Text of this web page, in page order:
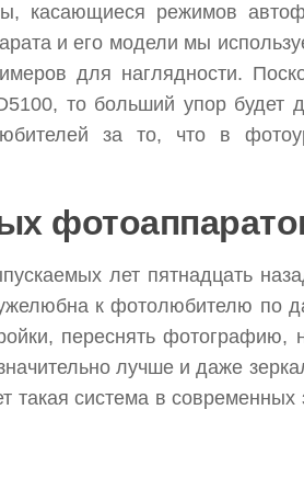
касающиеся режимов
и его модели мы
для наглядности.
то больший упор будет
за то, что в
лет пятнадцать
к фотолюбителю по
переснять фотографию,
лучше и даже
такая система в